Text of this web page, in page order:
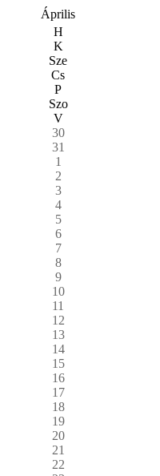
Április
H
K
Sze
Cs
P
Szo
V
30
31
1
2
3
4
5
6
7
8
9
10
11
12
13
14
15
16
17
18
19
20
21
22